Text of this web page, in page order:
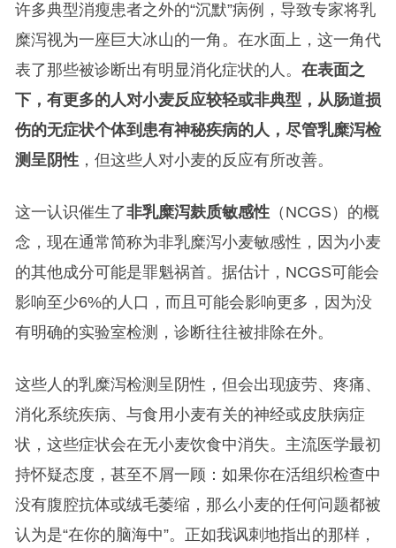
许多典型消瘦患者之外的“沉默”病例，导致专家将乳
糜泻视为一座巨大冰山的一角。在水面上，这一角代
表了那些被诊断出有明显消化症状的人。 在表面之
下，有更多的人对小麦反应较轻或非典型，从肠道损
伤的无症状个体到患有神秘疾病的人，尽管乳糜泻检
测呈阴性，但这些人对小麦的反应有所改善。
这一认识催生了非乳糜泻麸质敏感性（NCGS）的概
念，现在通常简称为非乳糜泻小麦敏感性，因为小麦
的其他成分可能是罪魁祸首。据估计，NCGS可能会
影响至少6%的人口，而且可能会影响更多，因为没
有明确的实验室检测，诊断往往被排除在外。
这些人的乳糜泻检测呈阴性，但会出现疲劳、疼痛、
消化系统疾病、与食用小麦有关的神经或皮肤病症
状，这些症状会在无小麦饮食中消失。主流医学最初
持怀疑态度，甚至不屑一顾：如果你在活组织检查中
没有腹腔抗体或绒毛萎缩，那么小麦的任何问题都被
认为是“在你的脑海中”。正如我讽刺地指出的那样，